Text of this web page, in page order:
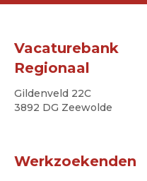
Vacaturebank
Regionaal
Gildenveld 22C
3892 DG Zeewolde
Werkzoekenden